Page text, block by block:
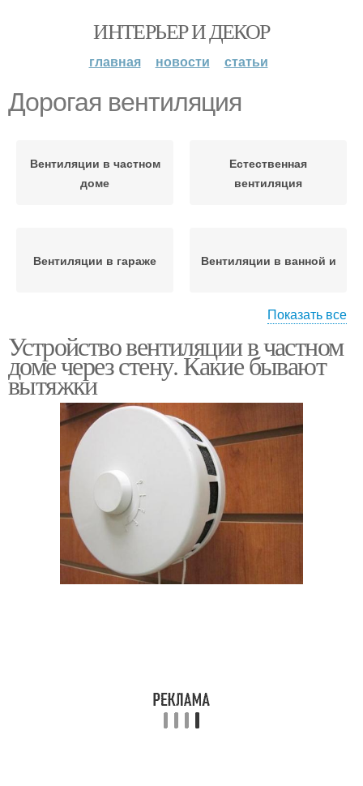
ИНТЕРЬЕР И ДЕКОР
главная новости статьи
Дорогая вентиляция
Вентиляции в частном
доме
Естественная
вентиляция
Вентиляции в гараже Вентиляции в ванной и
Правильная
вентиляция
комнате
Вентиляция в частном
доме
Трубы для вентиляции
Показать все
Устройство вентиляции в частном
доме через стену. Какие бывают
вытяжки